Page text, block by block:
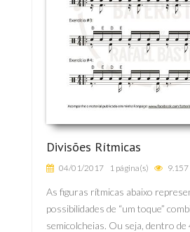
Divisões Rítmicas
04/01/2017 1 página(s) 9.157
As figuras rítmicas abaixo
possibilidades de “um toque”
semicolcheias. Ou seja, dentro de